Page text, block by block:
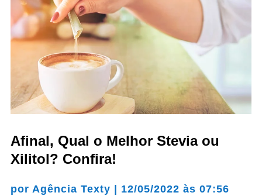
Afinal, Qual o Melhor Stevia ou
Xilitol? Confira!
por Agência Texty 12/05/2022 às 07:56